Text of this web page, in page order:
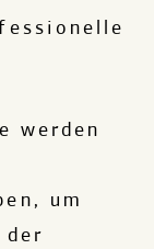
werden
um